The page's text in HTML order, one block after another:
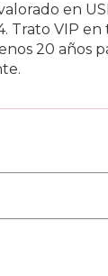
en
Trato VIP en
20 años